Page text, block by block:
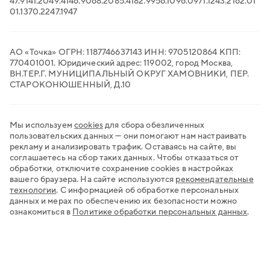
Транспортный ЭДО
QR-платежи
01.1370.2247.1947
АО «Точка» ОГРН: 1187746637143 ИНН: 9705120864 КПП:
770401001. Юридический адрес: 119002, город Москва,
ВН.ТЕР.Г. МУНИЦИПАЛЬНЫЙ ОКРУГ ХАМОВНИКИ, ПЕР.
СТАРОКОНЮШЕННЫЙ, Д.10
Мы используем cookiesдля сбора обезличенных
пользовательских данных — они помогают нам настраивать
рекламу и анализировать трафик. Оставаясь на сайте, вы
соглашаетесь на сбор таких данных. Чтобы отказаться от
обработки, отключите сохранение cookies в настройках
вашего браузера. На сайте используются рекомендательные
технологии. С информацией об обработке персональных
данных и мерах по обеспечению их безопасности можно
ознакомиться в Политике обработки персональных данных.